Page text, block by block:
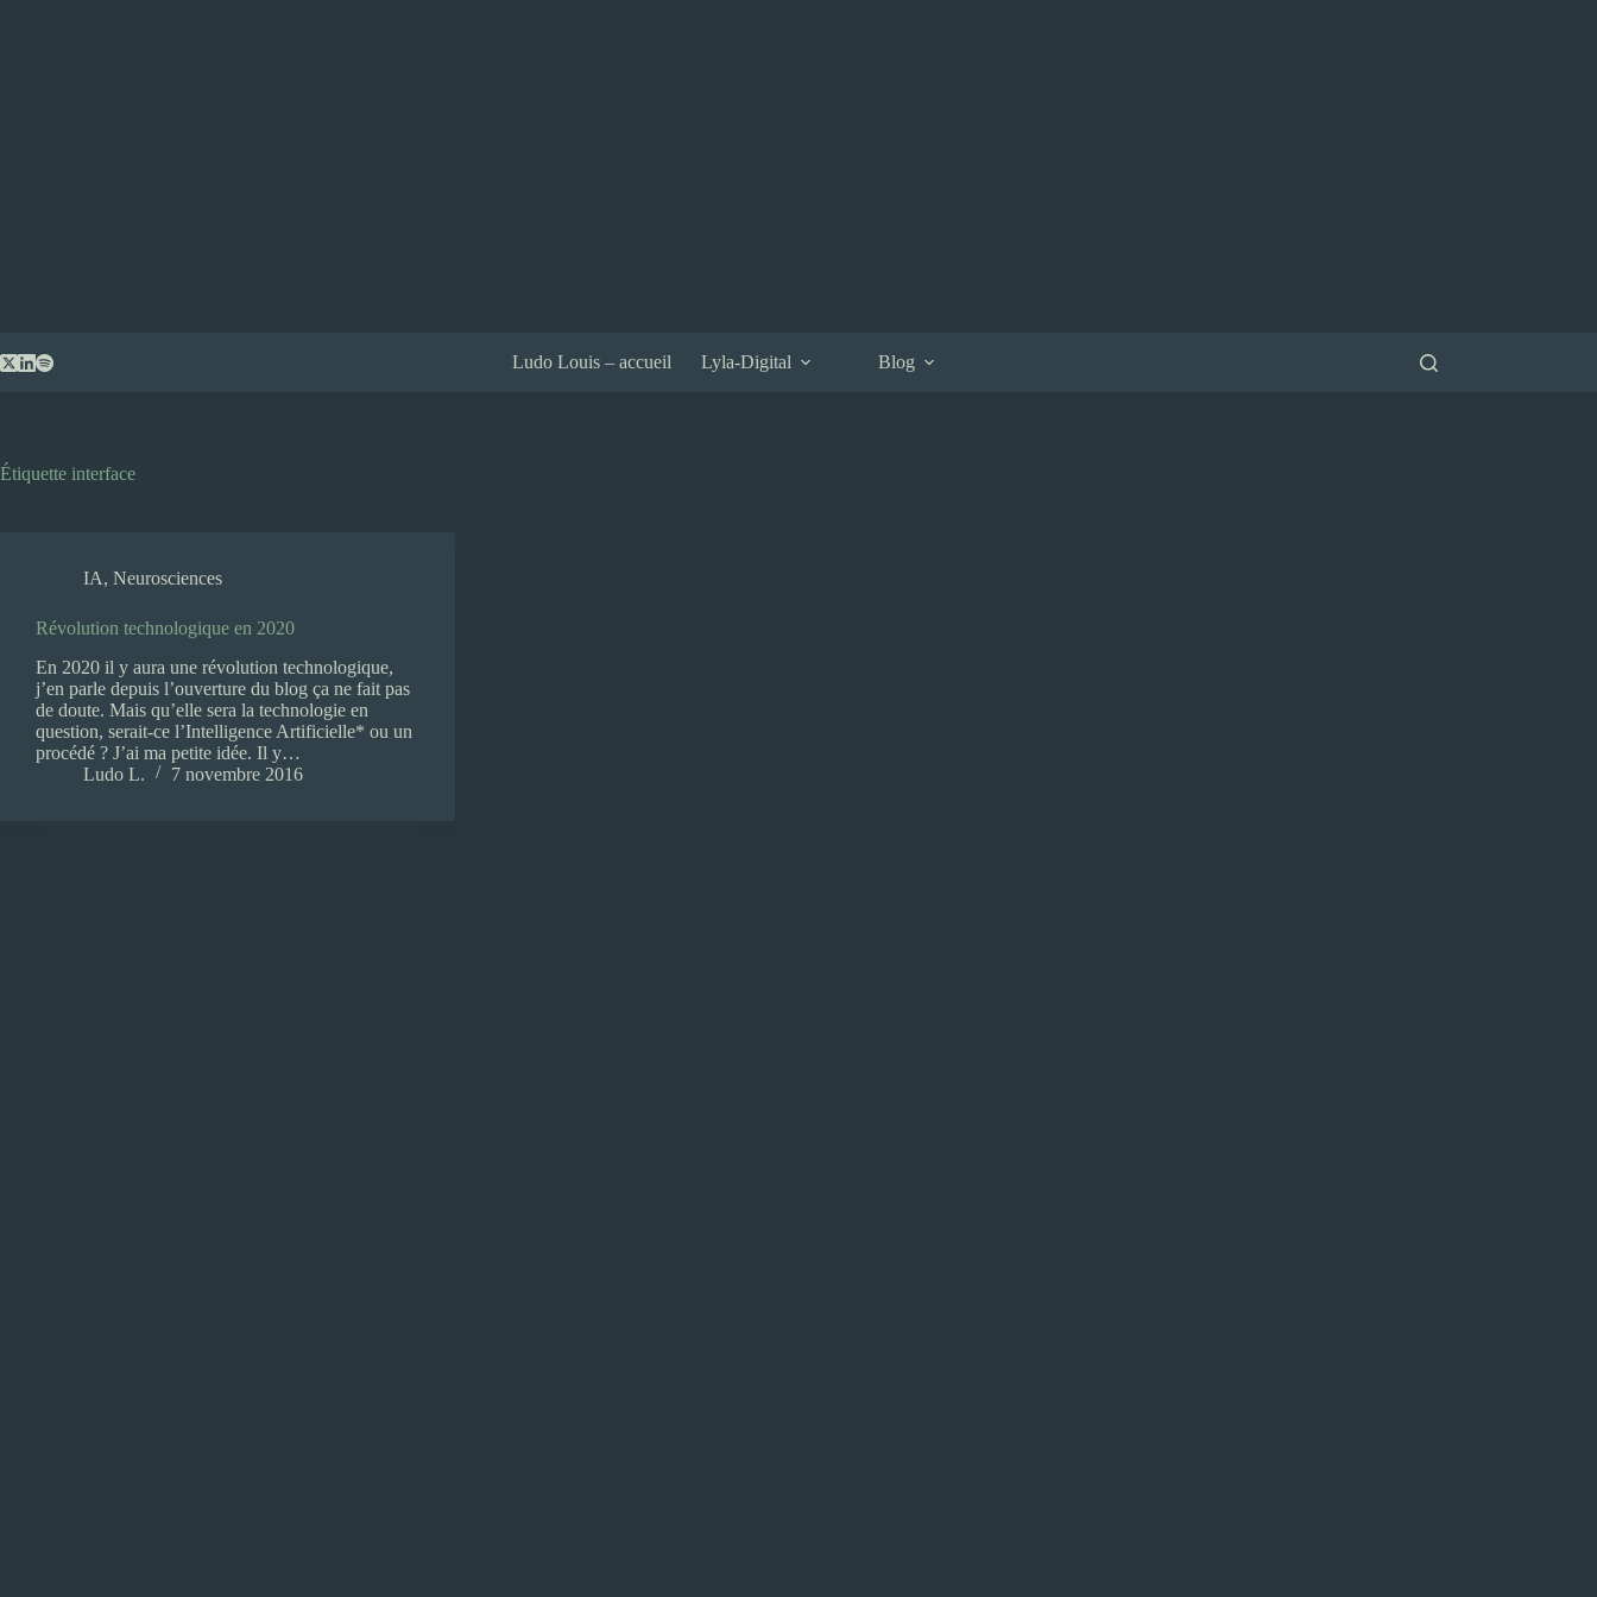
au
Ludo Louis – accueil Lyla-Digital Blog
Étiquette interface
IA, Neurosciences
Révolution technologique en 2020
En 2020 il y aura une révolution technologique,
j’en parle depuis l’ouverture du blog ça ne fait pas
de doute. Mais qu’elle sera la technologie en
question, serait-ce l’Intelligence Artificielle* ou un
procédé ? J’ai ma petite idée. Il y…
Ludo L.
7 novembre 2016